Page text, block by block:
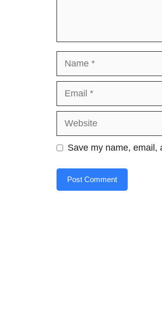
Website
Save my name, email,